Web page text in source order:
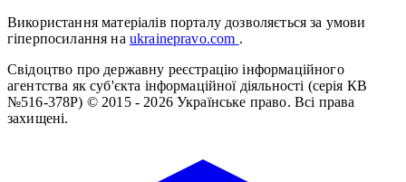
Використання матеріалів порталу дозволяється за умови
гіперпосилання на ukrainepravo.com .
Свідоцтво про державну реєстрацію інформаційного
агентства як суб'єкта інформаційної діяльності (серія КВ
№516-378Р) © 2015 - 2026 Українське право. Всі права
захищені.